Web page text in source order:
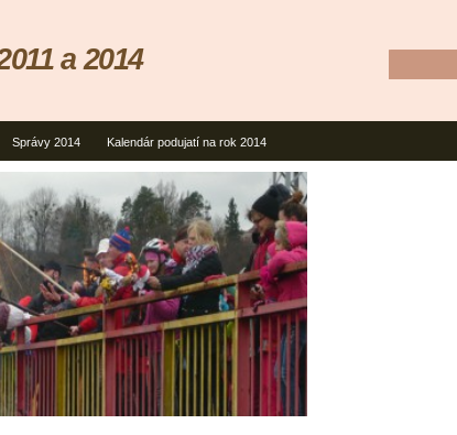
Správy 2014 Kalendár podujatí na rok 2014
a 2014